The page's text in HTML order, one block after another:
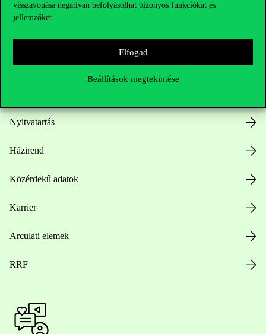
visszavonása negatívan befolyásolhat bizonyos funkciókat és
jellemzőket.
Elfogad
Beállítások megtekintése
Nyitvatartás
Házirend
Közérdekű adatok
Karrier
Arculati elemek
RRF